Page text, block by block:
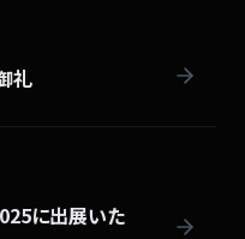
礼
に出展いた